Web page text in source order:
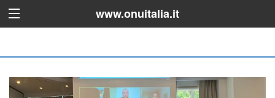
www.onuitalia.it